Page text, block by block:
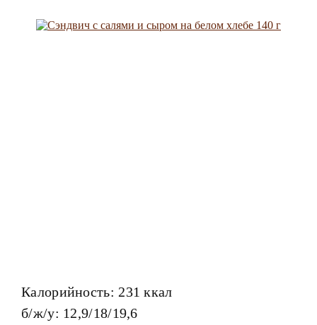
Калорийность: 231 ккал
б/ж/у: 12,9/18/19,6